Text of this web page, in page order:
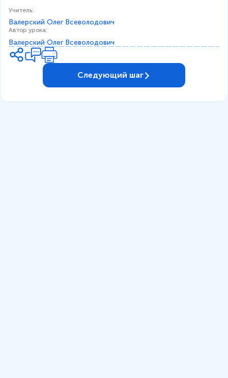
Учитель:
Валерский Олег Всеволодович
Автор урока:
Валерский Олег Всеволодович
Следующий шаг